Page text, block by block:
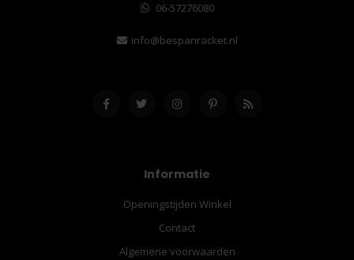
06-57276080
info@bespanracket.nl
Informatie
Openingstijden Winkel
Contact
Algemene voorwaarden